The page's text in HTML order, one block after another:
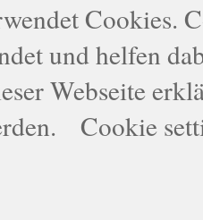
Cookies.
und helfen
Webseite
Cookie